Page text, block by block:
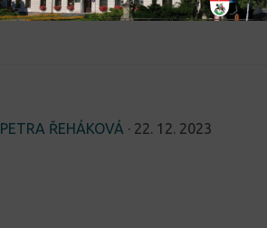
PETRA ŘEHÁKOVÁ · 22. 12. 2023